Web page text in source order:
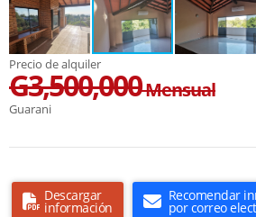
Precio de alquiler
G3,500,000Mensual
Guarani
Descargar
información
Recomendar
por correo